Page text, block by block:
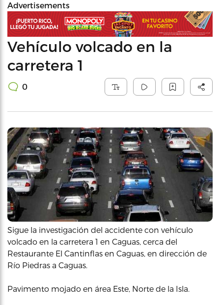
Advertisements
Vehículo volcado en la
carretera 1
0
Sigue la investigación del accidente con vehículo
volcado en la carretera 1 en Caguas, cerca del
Restaurante El Cantinflas en Caguas, en dirección de
Río Piedras a Caguas.
Pavimento mojado en área Este, Norte de la Isla.